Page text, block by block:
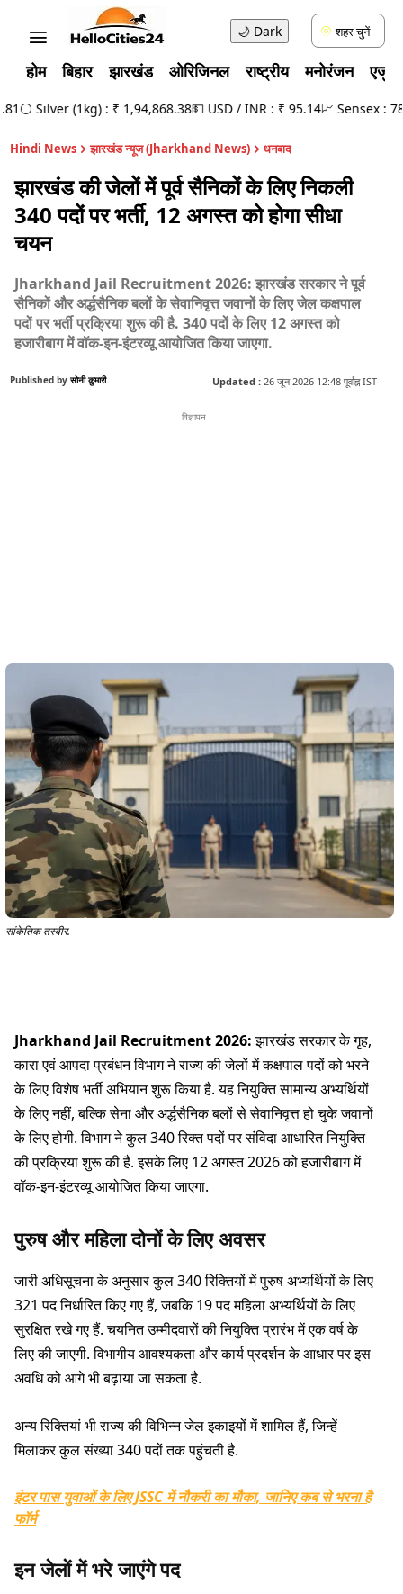
🌙 Dark शहर चुनें
होम बिहार झारखंड ओरिजिनल राष्ट्रीय मनोरंजन
⚪ Silver (1kg) : ₹ 1,94,868.38💵 USD / INR : ₹ 95.14📈 Sensex :
Hindi News झारखंड न्यूज (Jharkhand News) धनबाद
झारखंड की जेलों में पूर्व सैनिकों के लिए निकली
340 पदों पर भर्ती, 12 अगस्त को होगा सीधा
चयन
Jharkhand Jail Recruitment 2026: झारखंड सरकार ने पूर्व
सैनिकों और अर्द्धसैनिक बलों के सेवानिवृत्त जवानों के लिए जेल कक्षपाल
पदों पर भर्ती प्रक्रिया शुरू की है. 340 पदों के लिए 12 अगस्त को
हजारीबाग में वॉक-इन-इंटरव्यू आयोजित किया जाएगा.
Published by सोनी कुमारी Updated : 26 जून 2026 12:48 पूर्वाह्न IST
विज्ञापन
सांकेतिक तस्वीर.
Jharkhand Jail Recruitment 2026:झारखंड सरकार के गृह,
कारा एवं आपदा प्रबंधन विभाग ने राज्य की जेलों में कक्षपाल पदों को भरने
के लिए विशेष भर्ती अभियान शुरू किया है. यह नियुक्ति सामान्य अभ्यर्थियों
के लिए नहीं, बल्कि सेना और अर्द्धसैनिक बलों से सेवानिवृत्त हो चुके जवानों
के लिए होगी. विभाग ने कुल 340 रिक्त पदों पर संविदा आधारित नियुक्ति
की प्रक्रिया शुरू की है. इसके लिए 12 अगस्त 2026 को हजारीबाग में
वॉक-इन-इंटरव्यू आयोजित किया जाएगा.
पुरुष और महिला दोनों के लिए अवसर
जारी अधिसूचना के अनुसार कुल 340 रिक्तियों में पुरुष अभ्यर्थियों के लिए
321 पद निर्धारित किए गए हैं, जबकि 19 पद महिला अभ्यर्थियों के लिए
सुरक्षित रखे गए हैं. चयनित उम्मीदवारों की नियुक्ति प्रारंभ में एक वर्ष के
लिए की जाएगी. विभागीय आवश्यकता और कार्य प्रदर्शन के आधार पर इस
अवधि को आगे भी बढ़ाया जा सकता है.
अन्य रिक्तियां भी राज्य की विभिन्न जेल इकाइयों में शामिल हैं, जिन्हें
मिलाकर कुल संख्या 340 पदों तक पहुंचती है.
इंटर पास युवाओं के लिए JSSC में नौकरी का मौका, जानिए कब से भरना है
फॉर्म
इन जेलों में भरे जाएंगे पद